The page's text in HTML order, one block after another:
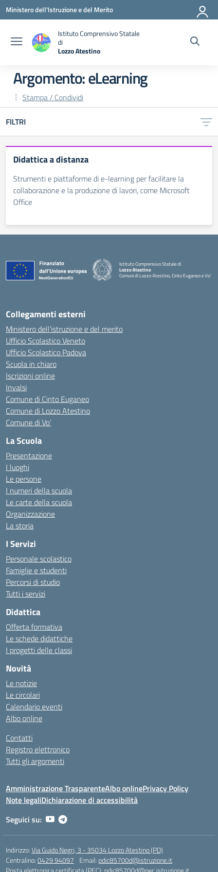
Vai ai contenuti
Vai al menu di navigazione
Vai al footer
Ministero dell'Istruzione e del Merito
Istituto Comprensivo Statale
di
Lozzo Atestino
Argomento: eLearning
Stampa / Condividi
FILTRI
Didattica a distanza
Strumenti e piattaforme di e-learning per facilitare la
collaborazione e la produzione di lavori, come Microsoft
Office
Istituto Comprensivo Statale di
Lozzo Atestino
Comuni di Lozzo Atestino, Cinto Euganeo e Vo'
— Visita la pagina iniziale della scuola
Collegamenti esterni
Ministero dell’istruzione e del merito
Ufficio Scolastico Veneto
Ufficio Scolastico Padova
Scuola in chiaro
Iscrizioni online
Invalsi
Comune di Cinto Euganeo
Comune di Lozzo Atestino
Comune di Vo’
La Scuola
Presentazione
I luoghi
Le persone
I numeri della scuola
Le carte della scuola
Organizzazione
La storia
I Servizi
Personale scolastico
Famiglie e studenti
Percorsi di studio
Tutti i servizi
Didattica
Offerta formativa
Le schede didattiche
I progetti delle classi
Novità
Le notizie
Le circolari
Calendario eventi
Albo online
Contatti
Registro elettronico
Tutti gli argomenti
Amministrazione TrasparenteAlbo onlinePrivacy Policy
Note legaliDichiarazione di accessibilità
Seguici su:
Indirizzo:Via Guido Negri, 3 - 35034 Lozzo Atestino (PD)
Centralino:0429 94097 Email: pdic85700d@istruzione.it